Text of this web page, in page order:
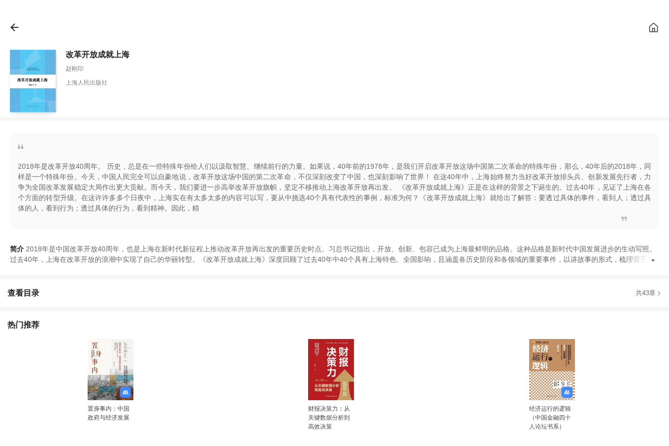
改革开放成就上海
赵刚印
上海人民出版社
2018年是改革开放40周年。 历史，总是在一些特殊年份给人们以汲取智慧、继续前行的力量。如果说，40年前的1978年，是我们开启改革开放这场中国第二次革命的特殊年份，那么，40年后的2018年，同
样是一个特殊年份。今天，中国人民完全可以自豪地说，改革开放这场中国的第二次革命，不仅深刻改变了中国，也深刻影响了世界！ 在这40年中，上海始终努力当好改革开放排头兵、创新发展先行者，力
争为全国改革发展稳定大局作出更大贡献。而今天，我们要进一步高举改革开放旗帜，坚定不移推动上海改革开放再出发。 《改革开放成就上海》正是在这样的背景之下诞生的。过去40年，见证了上海在各
个方面的转型升级。在这许许多多个日夜中，上海实在有太多太多的内容可以写，要从中挑选40个具有代表性的事例，标准为何？《改革开放成就上海》就给出了解答：要透过具体的事件，看到人；透过具
体的人，看到行为；透过具体的行为，看到精神。因此，精
2018年是中国改革开放40周年 ， 也是上海在新时代新征程上推动改革开放再出发的重要历史时点。 习总书记指出 ， 开放 创新 包容已成为上海最鲜明的品格。 这种品格是新时代中国发展进步的生动写照。
过去40年 ， 上海在改革开放的浪潮中实现了自己的华丽转型。 《改革开放成就上海》 深度回顾了过去40年中40个具有上海特色 全国影响 ， 且涵盖各历史阶段和各领域的重要事件 ， 以讲故事的形式 ， 梳理背景
、
简介
查看目录 共43章
热门推荐
置身事内：中国
政府与经济发展
财报决策力：从
关键数据分析到
高效决策
经济运行的逻辑
（中国金融四十
人论坛书系）